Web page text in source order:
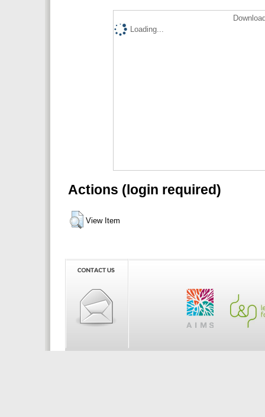
Loading...
Actions (login required)
View Item